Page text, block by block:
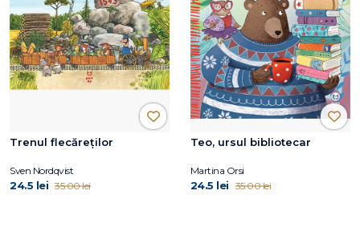
Trenul flecăreților
Sven Nordqvist
24.5 lei 35.00 lei
Teo, ursul bibliotecar
Martina Orsi
24.5 lei 35.00 lei